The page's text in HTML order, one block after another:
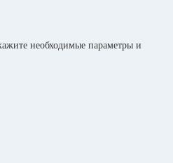
необходимые параметры и